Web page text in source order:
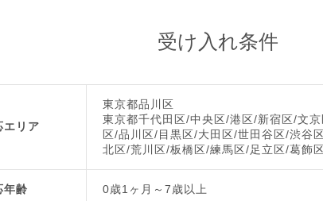
受け入れ条件
エリア
東京都品川区
東京都千代田区/中央区/港区/新宿区/文
区/品川区/目黒区/大田区/世田谷区/渋谷
北区/荒川区/板橋区/練馬区/足立区/葛飾
年齢 0歳1ヶ月～7歳以上